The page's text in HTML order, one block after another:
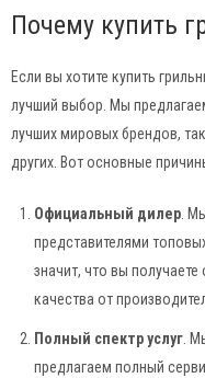
Почему купить
Если вы хотите купить
лучший выбор. Мы
лучших мировых брендов,
других. Вот основные
Официальный дилер .
представителями
значит, что вы
качества от
Полный спектр услуг.
предлагаем полный